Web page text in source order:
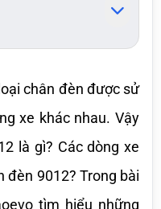
chân đèn được sử
xe khác nhau. Vậy
là gì? Các dòng xe
đèn 9012? Trong bài
tìm hiểu những